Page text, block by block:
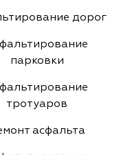
дорог
парковки
тротуаров
асфальта